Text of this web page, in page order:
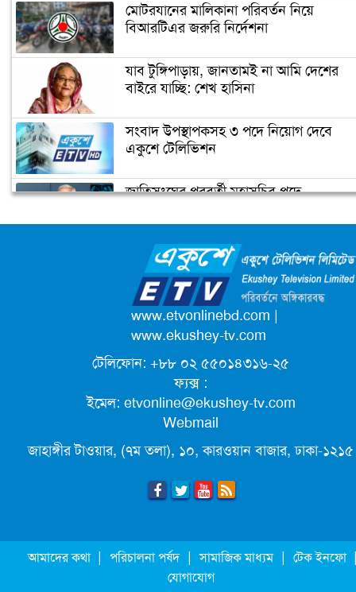
মোটরযানের মালিকানা পরিবর্তন নিয়ে
বিআরটিএর জরুরি নির্দেশনা
যাব টুঙ্গিপাড়ায়, জানতামই না আমি দেশের
বাইরে যাচ্ছি: শেখ হাসিনা
সংবাদ উপস্থাপকসহ ৩ পদে নিয়োগ দেবে
একুশে টেলিভিশন
জাতিসংঘের পরবর্তী মহাসচিব পদে
ক্যাম্পাস অ্যাম্বাসেডর নিয়োগ দিচ্ছে একুশে
টেলিভিশন
পদোন্নতি পেয়ে সচিব হলেন ২ কর্মকর্তা
লিগ্যাল এইডের মাধ্যমে সন্তান ফিরে পেল
সেই কিশোরী মা জুঁই
জেট ফুয়েলের দাম কমলো লিটারে ১৯ টাকা
মূল্যস্ফীতি কমে জুনে ৯ দশমিক ১৬ শতাংশ
ছুটিতে গিয়ে না ফিরলে ৩ বছরের নিষেধাজ্ঞা,
নতুন নিয়ম সৌদির
www.etvonlinebd.com |
www.ekushey-tv.com
টেলিফোন: +৮৮ ০২ ৫৫০১৪৩১৬-২৫
ফ্যক্স :
ইমেল: etvonline@ekushey-tv.com
Webmail
জাহাঙ্গীর টাওয়ার, (৭ম তলা), ১০, কারওয়ান বাজার, ঢাকা-১২১৫
আমাদের কথা | পরিচালনা পর্ষদ | সামাজিক মাধ্যম | টেক ইনফো
যোগাযোগ